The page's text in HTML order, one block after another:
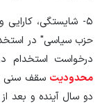
۵- شایستگی،
حزب سیاسی" در
درخواست استخدام
محدودیت